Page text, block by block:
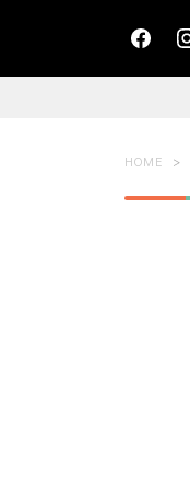
HOME